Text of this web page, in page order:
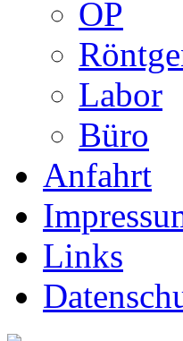
OP
Labor
Büro
Anfahrt
Links